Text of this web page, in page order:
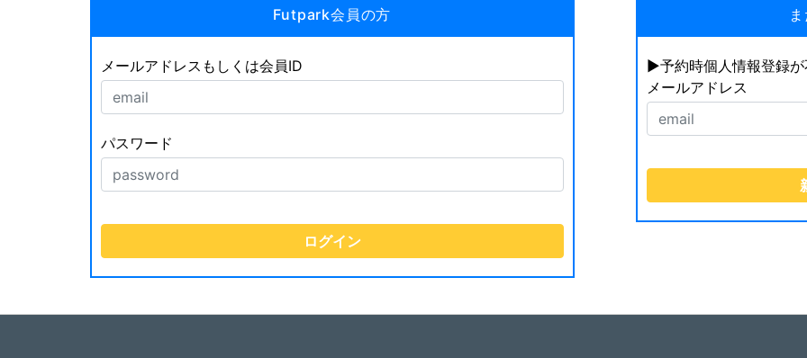
Futpark会員の方
メールアドレスもしくは会員ID
パスワード
▶︎予約時個人情報登録
メールアドレス